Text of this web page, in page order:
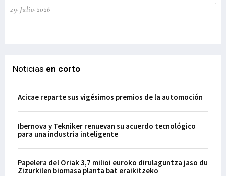
29-Julio-2026
Noticias en corto
Acicae reparte sus vigésimos premios de la automoción
Ibernova y Tekniker renuevan su acuerdo tecnológico
para una industria inteligente
Papelera del Oriak 3,7 milioi euroko dirulaguntza jaso du
Zizurkilen biomasa planta bat eraikitzeko